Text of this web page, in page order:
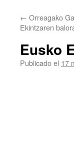
← Orreagako
Ekintzaren
Eusko
Publicado el 17